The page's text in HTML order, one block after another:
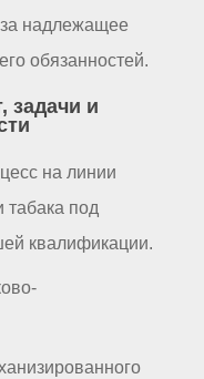
за надлежащее
обязанностей.
задачи и
на линии
под
квалификации.